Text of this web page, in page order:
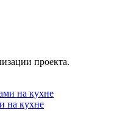
проекта.
на кухне